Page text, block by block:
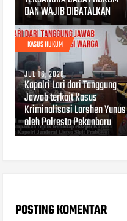
DAN WAJIB DIBATALKAN
KASUS HUKUM
JUL 16, 2026
Kapolri Lari dari Tanggung
Jawab terkait Kasus
Kriminalisasi Larshen Yunus
oleh Polresta Pekanbaru
POSTING KOMENTAR